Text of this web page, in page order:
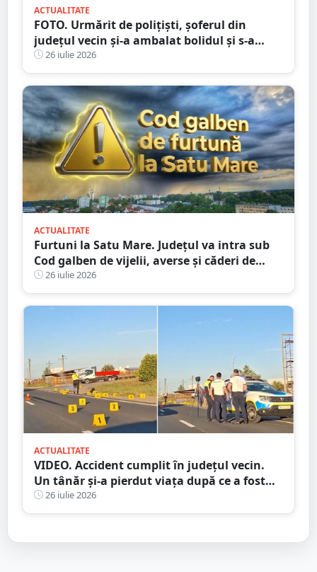
ACTUALITATE
FOTO. Urmărit de polițiști, șoferul din
județul vecin și-a ambalat bolidul și s-a
oprit într-un cap de pod. Apoi a luat-o la
fugă
26 iulie 2026
ACTUALITATE
Furtuni la Satu Mare. Județul va intra sub
Cod galben de vijelii, averse și căderi de
grindină
26 iulie 2026
ACTUALITATE
VIDEO. Accident cumplit în județul vecin.
Un tânăr și-a pierdut viața după ce a fost
lovit de camion
26 iulie 2026